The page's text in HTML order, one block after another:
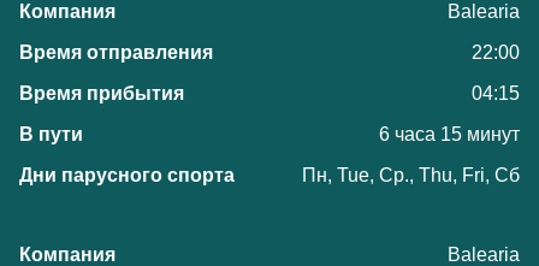
Balearia
22:00
04:15
6 часа 15 минут
Пн, Tue, Ср., Thu, Fri, Сб
Balearia